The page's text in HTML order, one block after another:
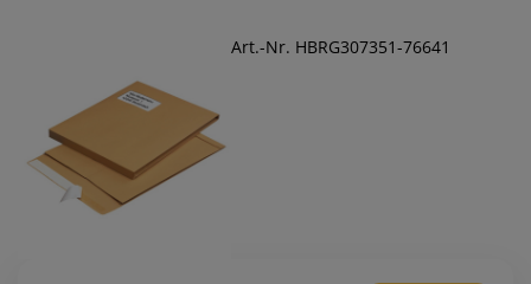
Art.-Nr. HBRG307351-76641